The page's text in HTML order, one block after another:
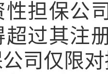
性担保公
超过其注
司仅限